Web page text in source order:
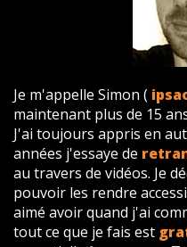
Je m'appelle Simon (
maintenant plus de 15
J'ai toujours appris en
années j'essaye de
au travers de vidéos. Je
pouvoir les rendre
aimé avoir quand j'ai
tout ce que je fais est